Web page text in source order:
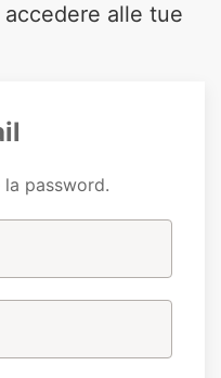
alle tue
password.